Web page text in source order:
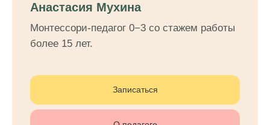
Анастасия Мухина
Монтессори-педагог 0−3 со стажем работы
более 15 лет.
Записаться